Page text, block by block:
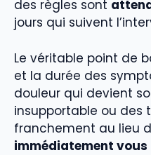
des règles sont
jours qui suivent
Le véritable point de
et la durée des
douleur qui devient
insupportable ou des
franchement au lieu
immédiatement